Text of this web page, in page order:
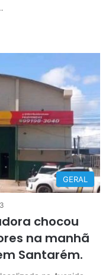
GERAL
chocou
na manhã
Santarém.